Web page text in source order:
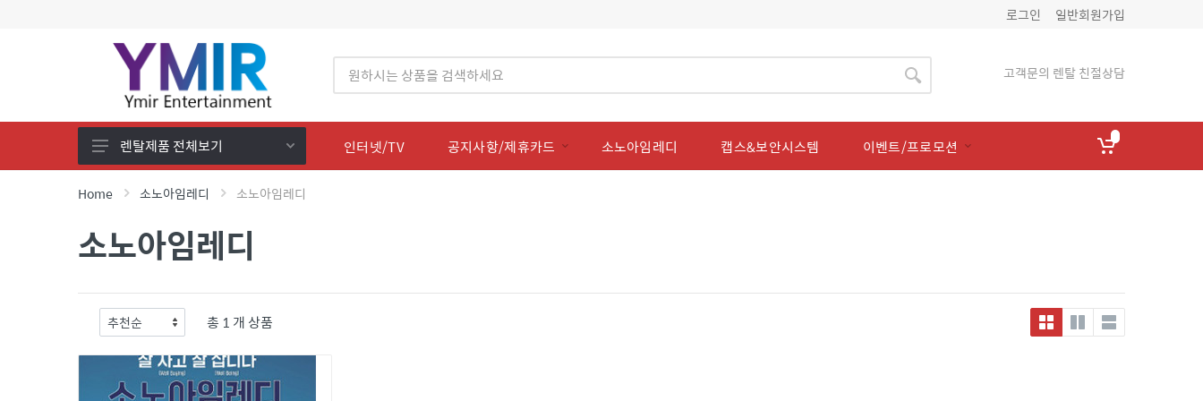
로그인 일반회원가입
고객문의 렌탈 친절상담
렌탈 제품전체
SK 매직
현대큐밍
렌탈제품 전체보기 인터넷/TV 공지사항/제휴카드 소노아임레디 캡스&보안시스템 이벤트/프로모션
Home 소노아임레디 소노아임레디
소노아임레디
총 1 개 상품